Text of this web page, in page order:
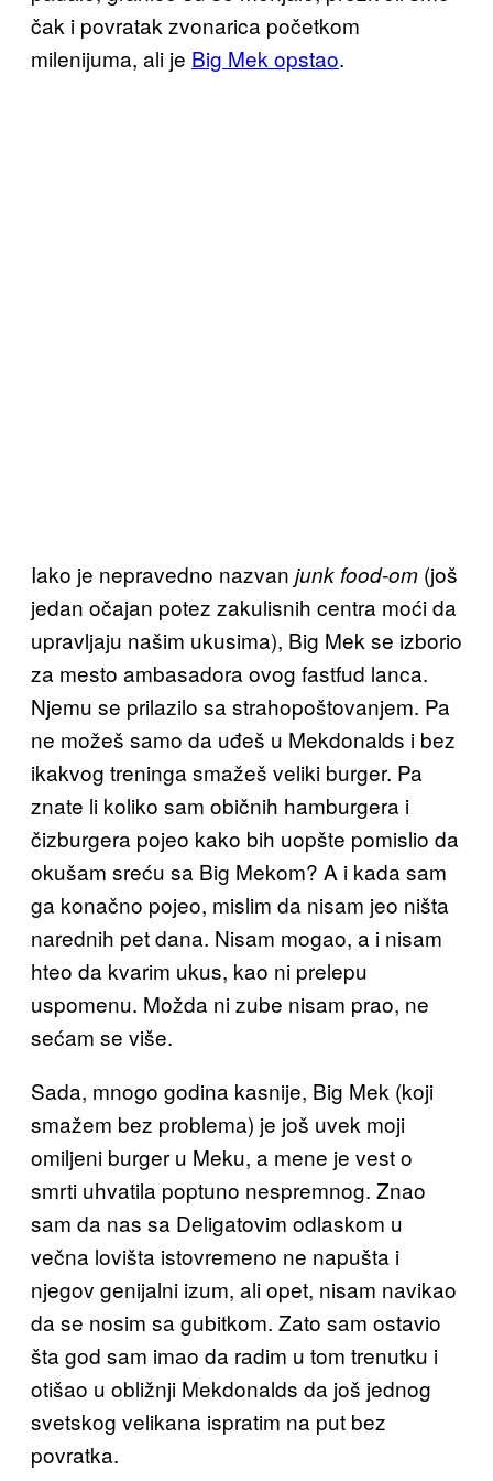
čak i povratak zvonarica početkom
milenijuma, ali je Big Mek opstao.
Iako je nepravedno nazvan junk food-om (još
jedan očajan potez zakulisnih centra moći da
upravljaju našim ukusima), Big Mek se izborio
za mesto ambasadora ovog fastfud lanca.
Njemu se prilazilo sa strahopoštovanjem. Pa
ne možeš samo da uđeš u Mekdonalds i bez
ikakvog treninga smažeš veliki burger. Pa
znate li koliko sam običnih hamburgera i
čizburgera pojeo kako bih uopšte pomislio da
okušam sreću sa Big Mekom? A i kada sam
ga konačno pojeo, mislim da nisam jeo ništa
narednih pet dana. Nisam mogao, a i nisam
hteo da kvarim ukus, kao ni prelepu
uspomenu. Možda ni zube nisam prao, ne
sećam se više.
Sada, mnogo godina kasnije, Big Mek (koji
smažem bez problema) je još uvek moji
omiljeni burger u Meku, a mene je vest o
smrti uhvatila poptuno nespremnog. Znao
sam da nas sa Deligatovim odlaskom u
večna lovišta istovremeno ne napušta i
njegov genijalni izum, ali opet, nisam navikao
da se nosim sa gubitkom. Zato sam ostavio
šta god sam imao da radim u tom trenutku i
otišao u obližnji Mekdonalds da još jednog
svetskog velikana ispratim na put bez
povratka.